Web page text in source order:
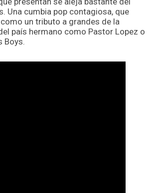
Una cumbia pop contagiosa, que
un tributo a grandes de la
país hermano como Pastor Lopez o
Boys.